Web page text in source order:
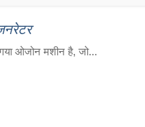
ओजोन मशीन है, जो...